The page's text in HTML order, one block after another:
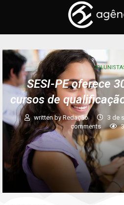
SESI-PE oferece
cursos de
written by Redação 3 de
comments